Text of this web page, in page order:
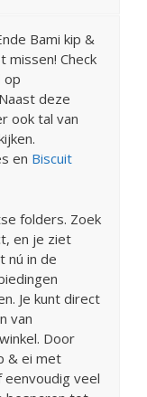
Bami kip &
missen! Check
op
deze
ook tal van
en Biscuit
folders. Zoek
en je ziet
nú in de
Je kunt direct
van
Door
& ei met
veel